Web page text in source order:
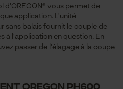
d'OREGON® vous permet de
application. L'unité
sans balais fournit le couple de
à l'application en question. En
passer de l'élagage à la coupe
Oregon PH600